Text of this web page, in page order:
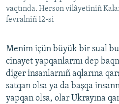
vaqtında. Herson vilâyetiniñ
fevralniñ 12-si
Menim içün büyük bir sual
cinayet yapqanlarmı dep
diger insanlarnıñ aqlarına
satqan olsa ya da başqa
yapqan olsa, olar Ukrayına